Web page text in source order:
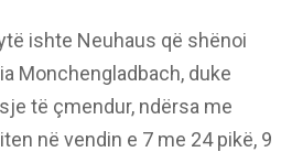
ishte Neuhaus që shënoi
Monchengladbach, duke
të çmendur, ndërsa me
në vendin e 7 me 24 pikë, 9